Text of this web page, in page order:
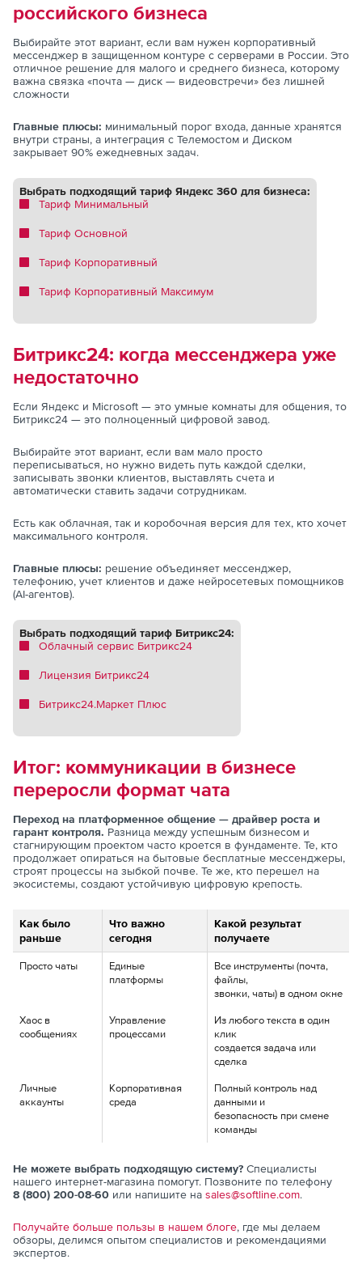
российского бизнеса
Выбирайте этот вариант, если вам нужен корпоративный
мессенджер в защищенном контуре с серверами в России. Это
отличное решение для малого и среднего бизнеса, которому
важна связка «почта — диск — видеовстречи» без лишней
сложности
Главные плюсы: минимальный порог входа, данные хранятся
внутри страны, а интеграция с Телемостом и Диском
закрывает 90% ежедневных задач.
Выбрать подходящий тариф Яндекс 360 для бизнеса:
Тариф Минимальный
Тариф Основной
Тариф Корпоративный
Тариф Корпоративный Максимум
Битрикс24: когда мессенджера уже
недостаточно
Если Яндекс и Microsoft — это умные комнаты для общения, то
Битрикс24 — это полноценный цифровой завод.
Выбирайте этот вариант, если вам мало просто
переписываться, но нужно видеть путь каждой сделки,
записывать звонки клиентов, выставлять счета и
автоматически ставить задачи сотрудникам.
Есть как облачная, так и коробочная версия для тех, кто хочет
максимального контроля.
Главные плюсы: решение объединяет мессенджер,
телефонию, учет клиентов и даже нейросетевых помощников
(AI-агентов).
Выбрать подходящий тариф Битрикс24:
Облачный сервис Битрикс24
Лицензия Битрикс24
Битрикс24.Маркет Плюс
Итог: коммуникации в бизнесе
переросли формат чата
Переход на платформенное общение — драйвер роста и
гарант контроля. Разница между успешным бизнесом и
стагнирующим проектом часто кроется в фундаменте. Те, кто
продолжает опираться на бытовые бесплатные мессенджеры,
строят процессы на зыбкой почве. Те же, кто перешел на
экосистемы, создают устойчивую цифровую крепость.
Как было
раньше
Что важно
сегодня
Какой результат
получаете
Просто чаты
Единые
платформы
Все инструменты (почта,
файлы,
звонки, чаты) в одном окне
Хаос в
сообщениях
Управление
процессами
Из любого текста в один
клик
создается задача или
сделка
Личные
аккаунты
Корпоративная
среда
Полный контроль над
данными и
безопасность при смене
команды
Не можете выбрать подходящую систему? Специалисты
нашего интернет-магазина помогут. Позвоните по телефону
8 (800) 200-08-60 или напишите на sales@softline.com.
Получайте больше пользы в нашем блоге, где мы делаем
обзоры, делимся опытом специалистов и рекомендациями
экспертов.